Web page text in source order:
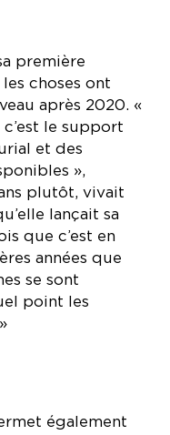
première
choses ont
après 2020. «
le support
et des
»,
plutôt, vivait
lançait sa
que c’est en
années que
se sont
point les
également